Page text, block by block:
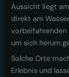
Aussicht liegt
direkt am
um sich herum
Solche Orte
Erlebnis und